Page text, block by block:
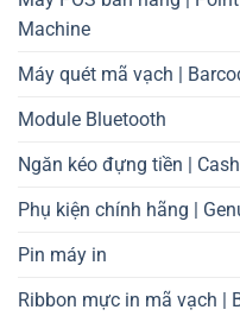
Machine
Máy quét mã vạch |
Module Bluetooth
Ngăn kéo đựng tiền |
Phụ kiện chính hãng |
Pin máy in
Ribbon mực in mã vạch |